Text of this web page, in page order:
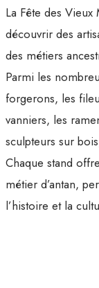
La Fête des
découvrir des
des métiers
Parmi les
forgerons, les
vanniers, les
sculpteurs sur
Chaque stand
métier d’antan,
l’histoire et la